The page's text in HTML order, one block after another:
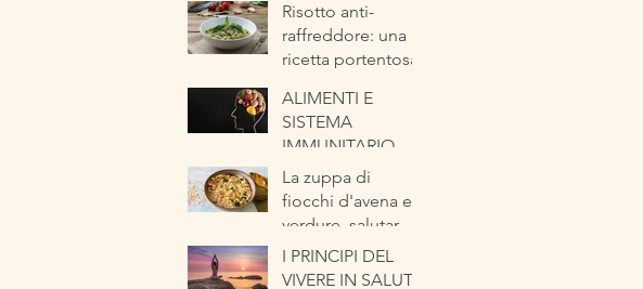
Risotto anti-
raffreddore: una
ricetta portentosa
ALIMENTI E
SISTEMA
IMMUNITARIO
La zuppa di
fiocchi d'avena e
verdure, salutare
ed energetica
pronta in pochi
I PRINCIPI DEL
VIVERE IN SALUTE